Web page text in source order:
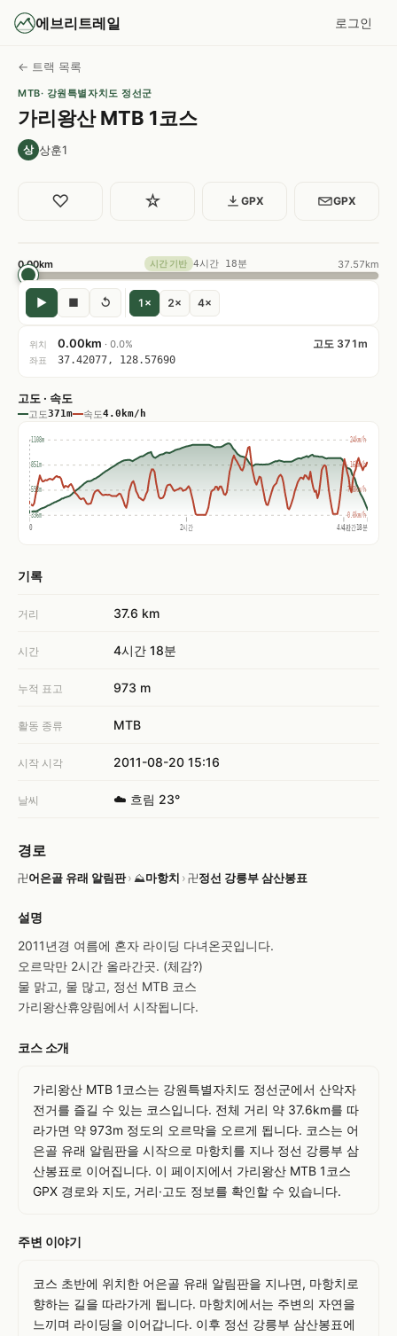
에브리트레일 로그인
← 트랙 목록
MTB· 강원특별자치도 정선군
가리왕산 MTB 1코스
상 상훈1
♡ ☆ GPX GPX
0.00km 시간 기반 4시간 18분 37.57km
▶ ■ ↺ 1× 2× 4×
위치 0.00km · 0.0% 고도 371m
좌표 37.42077, 128.57690
고도 · 속도
고도371m 속도4.0km/h
0 2시간 4시간4시간18분
1108m
851m
593m
336m
24km/h
16km/h
7.8km/h
0.0km/h
기록
거리 37.6 km
시간 4시간 18분
누적 표고 973 m
활동 종류 MTB
시작 시각 2011-08-20 15:16
날씨 ☁️ 흐림 23°
경로
卍어은골 유래 알림판› ⛰마항치 › 卍정선 강릉부 삼산봉표
설명
2011년경 여름에 혼자 라이딩 다녀온곳입니다.
오르막만 2시간 올라간곳. (체감?)
물 맑고, 물 많고, 정선 MTB 코스
가리왕산휴양림에서 시작됩니다.
코스 소개
가리왕산 MTB 1코스는 강원특별자치도 정선군에서 산악자
전거를 즐길 수 있는 코스입니다. 전체 거리 약 37.6km를 따
라가면 약 973m 정도의 오르막을 오르게 됩니다. 코스는 어
은골 유래 알림판을 시작으로 마항치를 지나 정선 강릉부 삼
산봉표로 이어집니다. 이 페이지에서 가리왕산 MTB 1코스
GPX 경로와 지도, 거리·고도 정보를 확인할 수 있습니다.
주변 이야기
코스 초반에 위치한 어은골 유래 알림판을 지나면, 마항치로
향하는 길을 따라가게 됩니다. 마항치에서는 주변의 자연을
느끼며 라이딩을 이어갑니다. 이후 정선 강릉부 삼산봉표에